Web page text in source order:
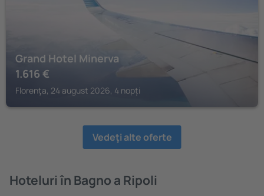
Grand Hotel Minerva
1.616 €
Florenţa, 24 august 2026, 4 nopți
Vedeţi alte oferte
Hoteluri în Bagno a Ripoli